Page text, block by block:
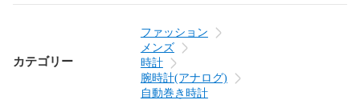
＜シリアルNo.＞
＜ケースサイズ＞
約40.8mm（リューズ部を除く）
カテゴリー
ファッション
メンズ
時計
腕時計(アナログ)
自動巻き時計